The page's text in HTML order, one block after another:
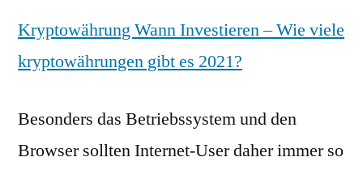
Kryptowährung Wann Investieren – Wie viele
kryptowährungen gibt es 2021?
Besonders das Betriebssystem und den
Browser sollten Internet-User daher immer so